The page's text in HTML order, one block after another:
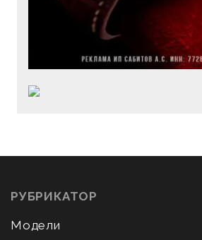
РУБРИКАТОР
Модели